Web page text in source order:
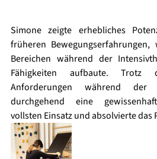
Simone zeigte erhebliches
früheren
Bereichen während der
Fähigkeiten aufbaute. Trotz
Anforderungen während
durchgehend eine
vollsten Einsatz und absolvierte